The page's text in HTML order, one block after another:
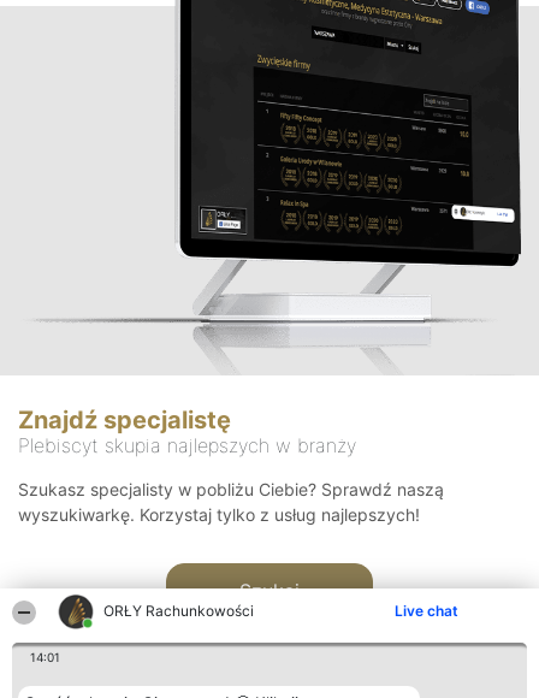
ORŁY Rachunkowości Live chat
14:01
Znajdź specjalistę
Plebiscyt skupia najlepszych w branży
Szukasz specjalisty w pobliżu Ciebie? Sprawdź naszą
wyszukiwarkę. Korzystaj tylko z usług najlepszych!
Szukaj